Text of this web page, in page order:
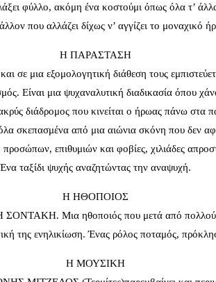
φύλλο, ακόμη ένα κοστούμι όπως όλα τ’
που αλλάζει δίχως ν’ αγγίζει το μοναχικό
Η ΠΑΡΑΣΤΑΣΗ
σε μια εξομολογητική διάθεση τους
Είναι μια ψυχαναλυτική διαδικασία όπου
διάδρομος που κινείται ο ήρωας πάνω στα
από μια αιώνια σκόνη που δεν
επιθυμιών και φοβίες, χιλιάδες
Ένα ταξίδι ψυχής αναζητώντας την αναψυχή.
Η ΗΘΟΠΟΙΟΣ
Μια ηθοποιός που μετά από πολλούς
της ενηλικίωση. Ένας ρόλος ποταμός,
Η ΜΟΥΣΙΚΗ